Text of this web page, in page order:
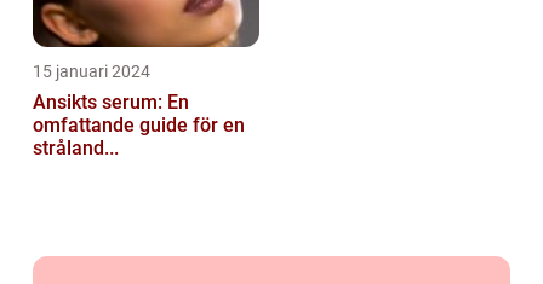
15 januari 2024
Ansikts serum: En
omfattande guide för en
stråland...